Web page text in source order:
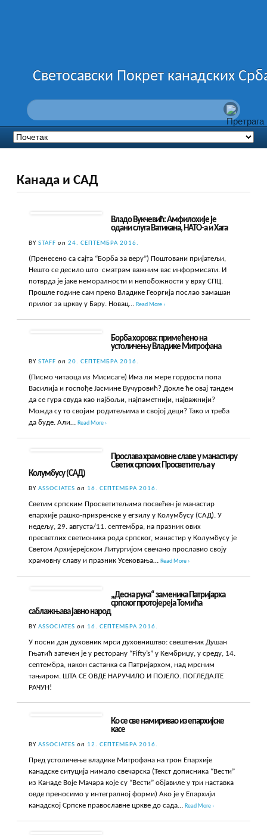
Светосавски Покрет канадских
Канада и САД
Владо Вукчевић: Амфилохије је
одани слуга Ватикана, НАТО-а и Хага
BYSTAFF on 24. СЕПТЕМБРА 2016.
(Пренесено са сајта “Борба за веру”) Поштовани пријатељи,
Нешто се десило што сматрам важним вас информисати. И
потврда је јаке неморалности и непобожности у врху СПЦ.
Прошле године сам преко Владике Георгија послао замашан
прилог за цркву у Бару. Новац…Read More ›
Борба хорова: примећено на
устоличењу Владике Митрофана
BYSTAFF on 20. СЕПТЕМБРА 2016.
(Писмо читаоца из Мисисаге) Има ли мере гордости попа
Василија и госпође Јасмине Вучуровић? Докле ће овај тандем
да се гура свуда као најбољи, најпаметнији, најважнији?
Можда су то својим родитељима и својој деци? Тако и треба
да буде. Али…Read More ›
Прослава храмовне славе у манастиру
Светих српских Просветитеља у
Колумбусу (САД)
BYASSOCIATES on 16. СЕПТЕМБРА 2016.
Светим српским Просветитељима посвећен је манастир
епархије рашко-призренске у егзилу у Колумбусу (САД). У
недељу, 29. августа/11. септембра, на празник ових
пресветлих светионика рода српског, манастир у Колумбусу је
Светом Архијерејском Литургијом свечано прославио своју
храмовну славу и празник Усековања…Read More ›
„Десна рука“ заменика Патријарха
српског протојереја Томића
саблажњава јавно народ
BYASSOCIATES on 16. СЕПТЕМБРА 2016.
У посни дан духовник мрси духовништво: свештеник Душан
Гњатић затечен је у ресторану “Fifty’s” у Кембриџу, у среду, 14.
септембра, након састанка са Патријархом, над мрсним
тањиром. ШТА СЕ ОВДЕ НАРУЧИЛО И ПОЈЕЛО. ПОГЛЕДАЈТЕ
РАЧУН!
Ко се све намиривао из епархијске
касе
BYASSOCIATES on 12. СЕПТЕМБРА 2016.
Пред устоличење владике Митрофана на трон Епархије
канадске ситуција нимало свечарска (Текст дописника “Вести”
из Канаде Воје Мачара које су “Вести” објавиле у три наставка
овде преносимо у интегралној форми) Ако је у Епархији
канадској Српске православне цркве до сада…Read More ›